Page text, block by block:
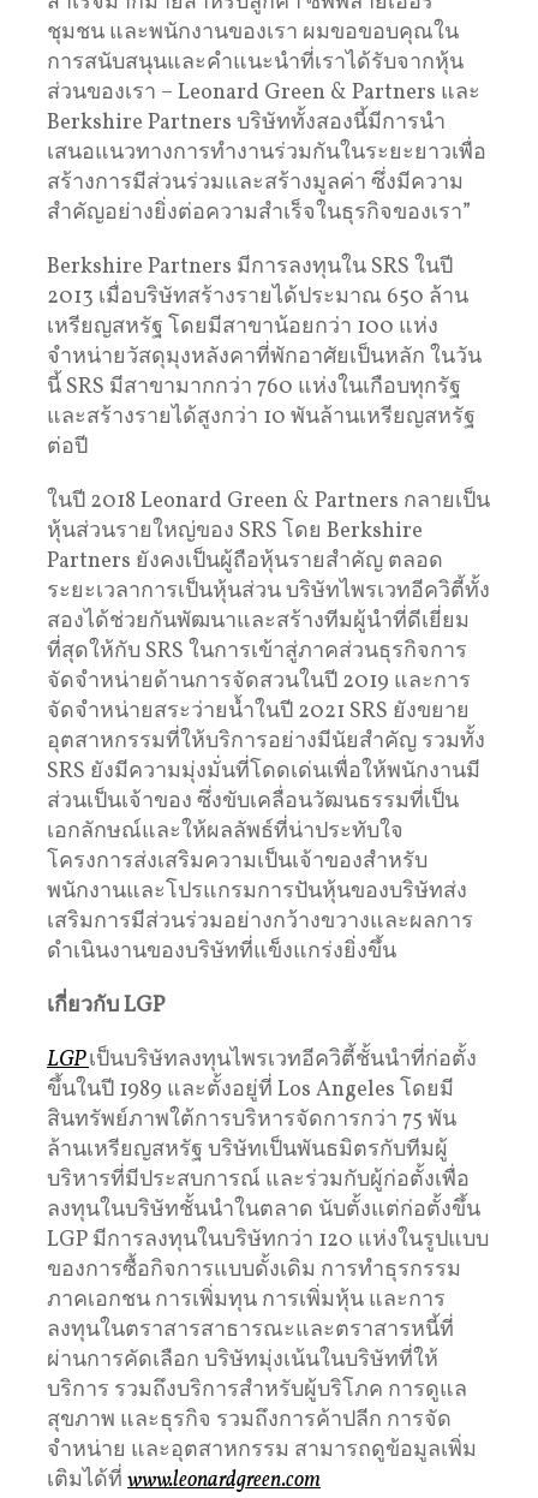
ชุมชน และพนักงานของเรา ผมขอขอบคุณใน
การสนับสนุนและคำแนะนำที่เราได้รับจากหุ้น
ส่วนของเรา – Leonard Green & Partners และ
Berkshire Partners บริษัททั้งสองนี้มีการนำ
เสนอแนวทางการทำงานร่วมกันในระยะยาวเพื่อ
สร้างการมีส่วนร่วมและสร้างมูลค่า ซึ่งมีความ
สำคัญอย่างยิ่งต่อความสำเร็จในธุรกิจของเรา”
Berkshire Partners มีการลงทุนใน SRS ในปี
2013 เมื่อบริษัทสร้างรายได้ประมาณ 650 ล้าน
เหรียญสหรัฐ โดยมีสาขาน้อยกว่า 100 แห่ง
จำหน่ายวัสดุมุงหลังคาที่พักอาศัยเป็นหลัก ในวัน
นี้ SRS มีสาขามากกว่า 760 แห่งในเกือบทุกรัฐ
และสร้างรายได้สูงกว่า 10 พันล้านเหรียญสหรัฐ
ต่อปี
ในปี 2018 Leonard Green & Partners กลายเป็น
หุ้นส่วนรายใหญ่ของ SRS โดย Berkshire
Partners ยังคงเป็นผู้ถือหุ้นรายสำคัญ ตลอด
ระยะเวลาการเป็นหุ้นส่วน บริษัทไพรเวทอีควิตี้ทั้ง
สองได้ช่วยกันพัฒนาและสร้างทีมผู้นำที่ดีเยี่ยม
ที่สุดให้กับ SRS ในการเข้าสู่ภาคส่วนธุรกิจการ
จัดจำหน่ายด้านการจัดสวนในปี 2019 และการ
จัดจำหน่ายสระว่ายน้ำในปี 2021 SRS ยังขยาย
อุตสาหกรรมที่ให้บริการอย่างมีนัยสำคัญ รวมทั้ง
SRS ยังมีความมุ่งมั่นที่โดดเด่นเพื่อให้พนักงานมี
ส่วนเป็นเจ้าของ ซึ่งขับเคลื่อนวัฒนธรรมที่เป็น
เอกลักษณ์และให้ผลลัพธ์ที่น่าประทับใจ
โครงการส่งเสริมความเป็นเจ้าของสำหรับ
พนักงานและโปรแกรมการปันหุ้นของบริษัทส่ง
เสริมการมีส่วนร่วมอย่างกว้างขวางและผลการ
ดำเนินงานของบริษัทที่แข็งแกร่งยิ่งขึ้น
เกี่ยวกับLGP
LGPเป็นบริษัทลงทุนไพรเวทอีควิตี้ชั้นนำที่ก่อตั้ง
ขึ้นในปี 1989 และตั้งอยู่ที่ Los Angeles โดยมี
สินทรัพย์ภาพใต้การบริหารจัดการกว่า 75 พัน
ล้านเหรียญสหรัฐ บริษัทเป็นพันธมิตรกับทีมผู้
บริหารที่มีประสบการณ์ และร่วมกับผู้ก่อตั้งเพื่อ
ลงทุนในบริษัทชั้นนำในตลาด นับตั้งแต่ก่อตั้งขึ้น
LGP มีการลงทุนในบริษัทกว่า 120 แห่งในรูปแบบ
ของการซื้อกิจการแบบดั้งเดิม การทำธุรกรรม
ภาคเอกชน การเพิ่มทุน การเพิ่มหุ้น และการ
ลงทุนในตราสารสาธารณะและตราสารหนี้ที่
ผ่านการคัดเลือก บริษัทมุ่งเน้นในบริษัทที่ให้
บริการ รวมถึงบริการสำหรับผู้บริโภค การดูแล
สุขภาพ และธุรกิจ รวมถึงการค้าปลีก การจัด
จำหน่าย และอุตสาหกรรม สามารถดูข้อมูลเพิ่ม
เติมได้ที่ www.leonardgreen.com